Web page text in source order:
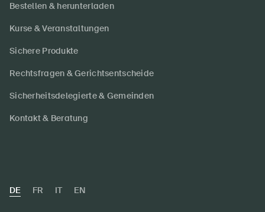
Bestellen & herunterladen
Kurse & Veranstaltungen
Sichere Produkte
Rechtsfragen & Gerichtsentscheide
Sicherheitsdelegierte & Gemeinden
Kontakt & Beratung
DE FR IT EN